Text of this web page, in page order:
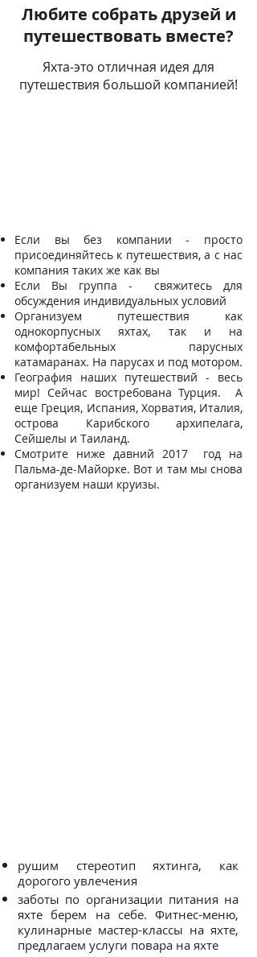
Любите собрать друзей и
путешествовать вместе?
Яхта-это отличная идея для
путешествия большой компанией!
Если вы без компании - просто
присоединяйтесь к путешествия, а с нас
компания таких же как вы
Если Вы группа - свяжитесь для
обсуждения индивидуальных условий
Организуем путешествия как
однокорпусных яхтах, так и на
комфортабельных парусных
катамаранах. На парусах и под мотором.
География наших путешествий - весь
мир! Сейчас востребована Турция. А
еще Греция, Испания, Хорватия, Италия,
острова Карибского архипелага,
Сейшелы и Таиланд.
Смотрите ниже давний 2017 год на
Пальма-де-Майорке. Вот и там мы снова
организуем наши круизы.
рушим стереотип яхтинга, как
дорогого увлечения
заботы по организации питания на
яхте берем на себе. Фитнес-меню,
кулинарные мастер-классы на яхте,
предлагаем услуги повара на яхте